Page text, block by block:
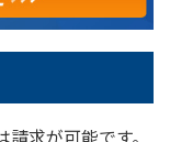
求が可能です。